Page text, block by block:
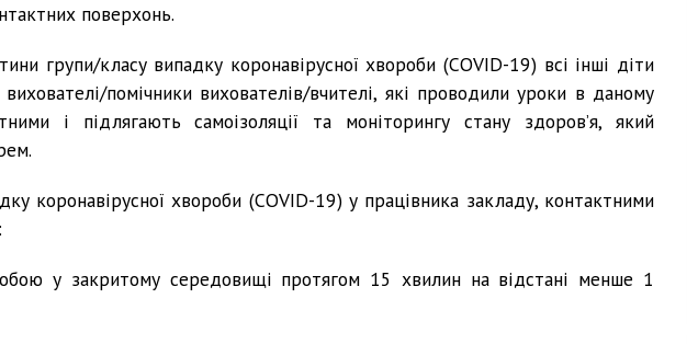
поверхонь.
групи/класу випадку коронавірусної хвороби (COVID-19) всі інші діти
помічники вихователів/вчителі, які проводили уроки в даному
і підлягають самоізоляції та моніторингу стану здоров’я, який
коронавірусної хвороби (COVID-19) у працівника закладу, контактними
у закритому середовищі протягом 15 хвилин на відстані менше 1